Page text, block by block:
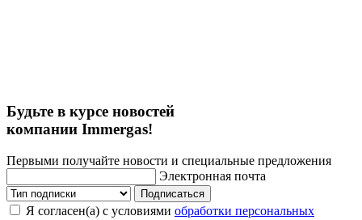
Будьте в курсе новостей
компании Immergas!
Первыми получайте новости и специальные предложения
Электронная почта
Подписаться
Я согласен(а) с условиями обработки персональных